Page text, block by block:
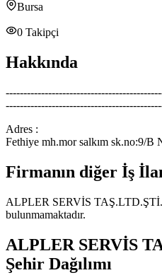
Bursa
0 Takipçi
Hakkında
Adres :
Fethiye mh.mor salkım sk.no:9/B
Firmanın diğer İş
ALPLER SERVİS TAŞ.LTD.ŞTİ.
bulunmamaktadır.
ALPLER SERVİS
Şehir Dağılımı